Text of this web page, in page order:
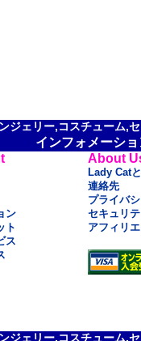
ジェリー,コスチューム,
インフォメーショ
ン
ト
ス
About
Lady Cat
連絡先
プライバ
セキュリテ
アフィリ
ジェリー,コスチューム,